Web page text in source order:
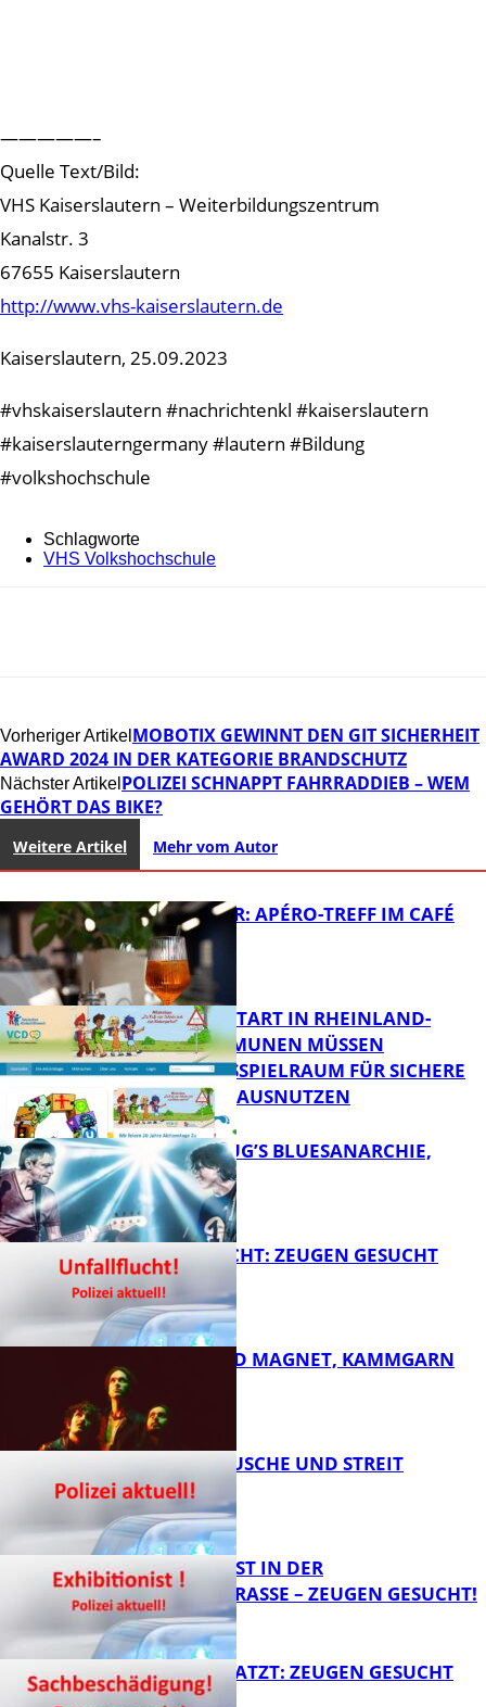
—————–
Quelle Text/Bild:
VHS Kaiserslautern – Weiterbildungszentrum
Kanalstr. 3
67655 Kaiserslautern
http://www.vhs-kaiserslautern.de
Kaiserslautern, 25.09.2023
#vhskaiserslautern #nachrichtenkl #kaiserslautern
#kaiserslauterngermany #lautern #Bildung
#volkshochschule
Schlagworte
VHS Volkshochschule
Vorheriger Artikel MOBOTIX GEWINNT DEN GIT SICHERHEIT
AWARD 2024 IN DER KATEGORIE BRANDSCHUTZ
Nächster Artikel POLIZEI SCHNAPPT FAHRRADDIEB – WEM
GEHÖRT DAS BIKE?
Weitere Artikel Mehr vom Autor
FB Kultur
HOT SUMMER: APÉRO-TREFF IM CAFÉ
LUMA
FB News
ZUM SCHULSTART IN RHEINLAND-
PFALZ: KOMMUNEN MÜSSEN
HANDLUNGSSPIELRAUM FÜR SICHERE
SCHULWEGE AUSNUTZEN
THOMAS BLUG’S BLUESANARCHIE,
KAMMGARN
UNFALLFLUCHT: ZEUGEN GESUCHT
DIRTY SOUND MAGNET, KAMMGARN
KNALLGERÄUSCHE UND STREIT
EXHIBITIONIST IN DER
VELMANNSTRASSE – ZEUGEN GESUCHT!
AUTO ZERKRATZT: ZEUGEN GESUCHT